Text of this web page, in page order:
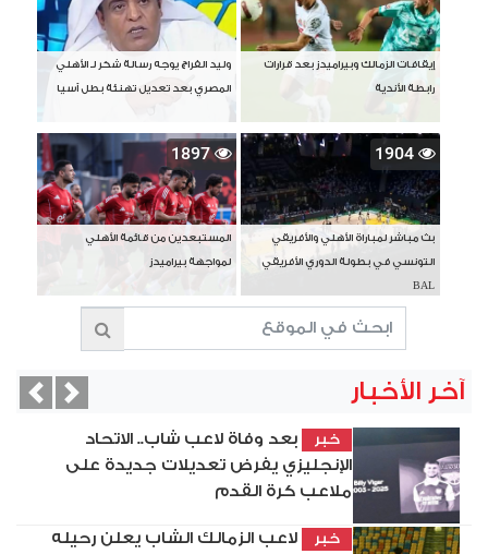
إيقافات الزمالك وبيراميدز بعد قرارات
رابطة الأندية
وليد الفراج يوجه رسالة شكر لـ الأهلي
المصري بعد تعديل تهنئة بطل آسيا
1904
بث مباشر لمباراة الأهلي والأفريقي
التونسي في بطولة الدوري الأفريقي
BAL
1897
المستبعدين من قائمة الأهلي
لمواجهة بيراميدز
آخر الأخبار
خبر
بعد وفاة لاعب شاب.. الاتحاد
الإنجليزي يفرض تعديلات جديدة على
ملاعب كرة القدم
خبر
لاعب الزمالك الشاب يعلن رحيله
Next